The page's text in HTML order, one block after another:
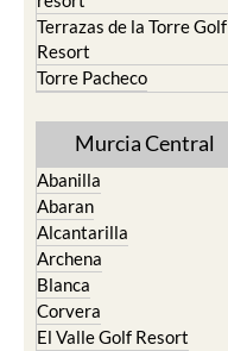
Terrazas de la Torre Golf
Resort
Torre Pacheco
Murcia Central
Abanilla
Abaran
Alcantarilla
Archena
Blanca
Corvera
El Valle Golf Resort